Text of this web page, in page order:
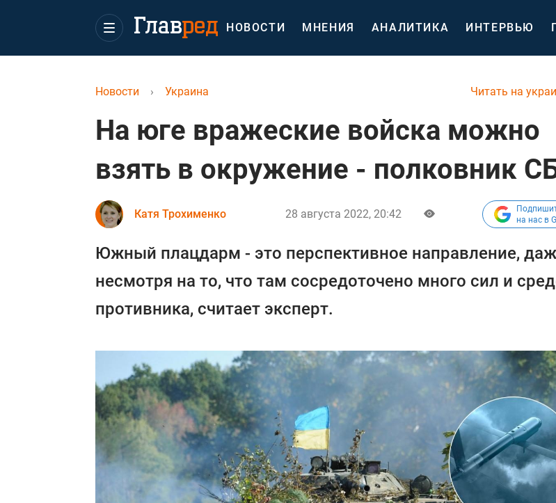
НОВОСТИ МНЕНИЯ АНАЛИТИКА ИНТЕРВЬЮ
Читать на
Новости › Украина
На юге вражеские войска можно
взять в окружение - полковник
Катя Трохименко 28 августа 2022, 20:42
на нас в
Южный плацдарм - это перспективное направление,
несмотря на то, что там сосредоточено много сил и
противника, считает эксперт.